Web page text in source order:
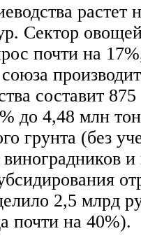
растет
Сектор
почти на
составит
до 4,48 млн
грунта (без
виноградников
2,5 млрд
почти на 40%).